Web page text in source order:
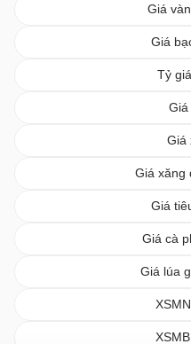
Giá
Giá
Tỷ
Giá
Giá
Giá xăng
Giá
Giá cà
Giá lúa